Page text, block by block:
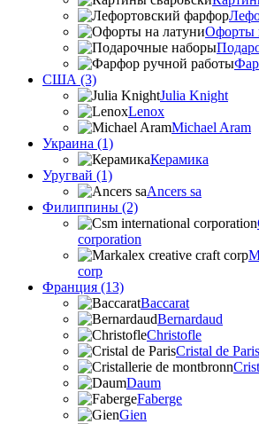
Офорты
США (3)
Julia Knight
Lenox
Michael Aram
Украина (1)
Керамика
Уругвай (1)
Ancers sa
Филиппины (2)
corporation
corp
Франция (13)
Baccarat
Bernardaud
Christofle
Cristal de Paris
Daum
Faberge
Gien